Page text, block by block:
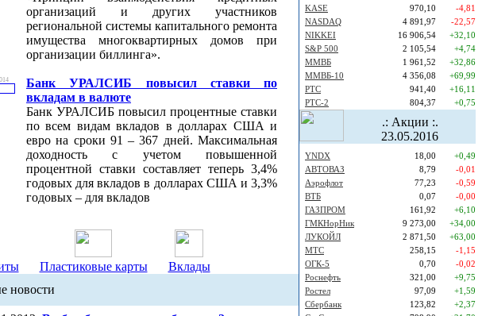
организаций и других участников
региональной системы капитального ремонта
имущества многоквартирных домов при
организации биллинга».
Банк УРАЛСИБ повысил ставки по
вкладам в валюте
Банк УРАЛСИБ повысил процентные ставки
по всем видам вкладов в долларах США и
евро на сроки 91 – 367 дней. Максимальная
доходность с учетом повышенной
процентной ставки составляет теперь 3,4%
годовых для вкладов в долларах США и 3,3%
годовых – для вкладов
Пластиковые карты
Вклады
новости
KASE
970,10
-4,81
NASDAQ
4 891,97
-22,57
NIKKEI
16 906,54
+32,10
S&P 500
2 105,54
+4,74
ММВБ
1 961,52
+32,86
ММВБ-10
4 356,08
+69,99
РТС
941,40
+16,11
РТС-2
804,37 +0,75
.: Акции :.
23.05.2016
YNDX 18,00
+0,49
АВТОВАЗ
8,79
-0,01
Аэрофлот
77,23
-0,59
ВТБ
0,07
-0,00
ГАЗПРОМ
161,92
+6,10
ГМКНорНик
9 273,00
+34,00
ЛУКОЙЛ
2 871,50
+63,00
МТС
258,15
-1,15
ОГК-5
0,70
-0,02
Роснефть
321,00
+9,75
Ростел
97,09
+1,59
Сбербанк
123,82
+2,37